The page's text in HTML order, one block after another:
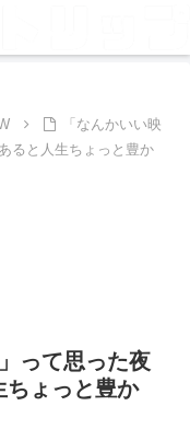
「なんかいい映
ると人生ちょっと豊か
って思った夜
ちょっと豊か